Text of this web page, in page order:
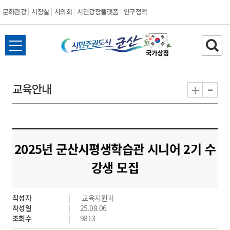
문화관광 시장실 시의회 시민광장플랫폼 인구정책
시
민
도
시
군
산
전
체
뉴
열
검
색
기
교육안내 + -
2025년 군산시평생학습관 시니어 2기 수
강생 모집
작성자
교육지원과
작성일
25.08.06
조회수
9813